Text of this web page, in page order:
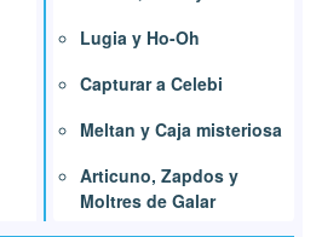
Lugia y Ho-Oh
Capturar a Celebi
Meltan y Caja misteriosa
Articuno, Zapdos y
Moltres de Galar